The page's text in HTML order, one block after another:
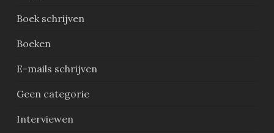
Boek schrijven
Boeken
E-mails schrijven
Geen categorie
Interviewen